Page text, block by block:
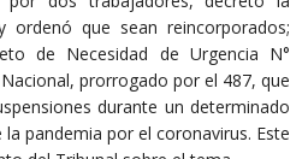
ordenó que sean reincorporados;
de Necesidad de Urgencia N°
prorrogado por el 487, que
durante un determinado
pandemia por el coronavirus. Este